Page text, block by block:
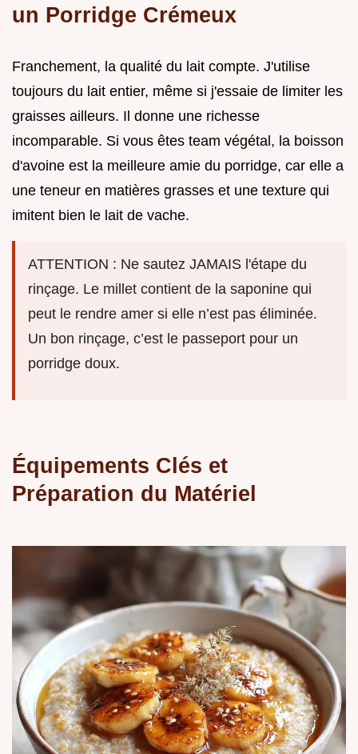
un Porridge Crémeux
Franchement, la qualité du lait compte. J'utilise
toujours du lait entier, même si j'essaie de limiter les
graisses ailleurs. Il donne une richesse
incomparable. Si vous êtes team végétal, la boisson
d'avoine est la meilleure amie du porridge, car elle a
une teneur en matières grasses et une texture qui
imitent bien le lait de vache.
ATTENTION : Ne sautez JAMAIS l'étape du
rinçage. Le millet contient de la saponine qui
peut le rendre amer si elle n’est pas éliminée.
Un bon rinçage, c’est le passeport pour un
porridge doux.
Équipements Clés et
Préparation du Matériel